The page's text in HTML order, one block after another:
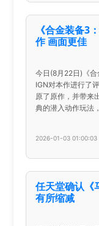
《合金装备3
作 画面更佳
今日(8月22日)《
IGN对本作进行了
原了原作，并带来
典的潜入动作玩法
2026-01-03 01:00:03
任天堂确认《
有所缩减